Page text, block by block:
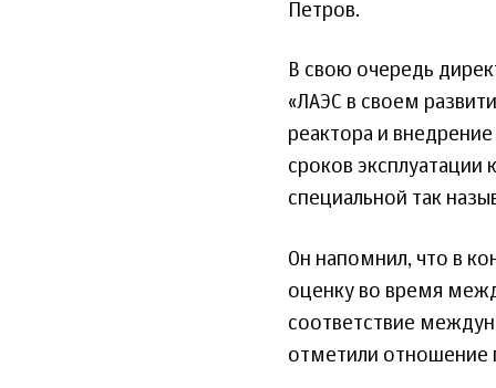
Петров.
В свою очередь
«ЛАЭС в своем
реактора и
сроков эксплуатации
специальной так
Он напомнил, что в
оценку во время
соответствие
отметили отношение